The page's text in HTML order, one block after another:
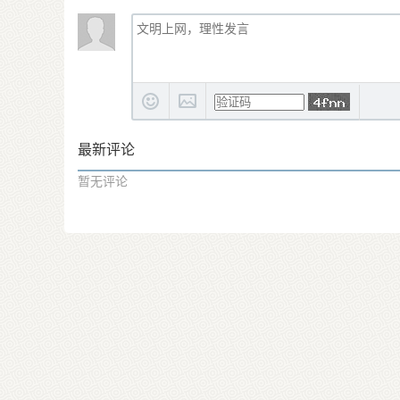
最新评论
暂无评论